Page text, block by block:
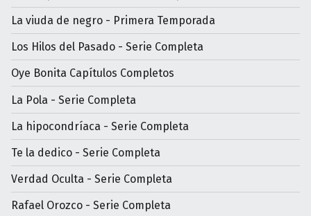
La viuda de negro - Primera Temporada
Los Hilos del Pasado - Serie Completa
Oye Bonita Capítulos Completos
La Pola - Serie Completa
La hipocondríaca - Serie Completa
Te la dedico - Serie Completa
Verdad Oculta - Serie Completa
Rafael Orozco - Serie Completa